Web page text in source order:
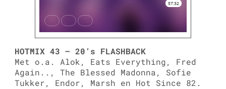
HOTMIX 43 – 20’s FLASHBACK
Met o.a. Alok, Eats Everything, Fred
Again.., The Blessed Madonna, Sofie
Tukker, Endor, Marsh en Hot Since 82.